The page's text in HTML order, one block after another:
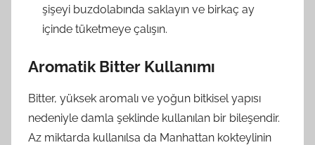
şişeyi buzdolabında saklayın ve birkaç ay
içinde tüketmeye çalışın.
Aromatik Bitter Kullanımı
Bitter, yüksek aromalı ve yoğun bitkisel yapısı
nedeniyle damla şeklinde kullanılan bir bileşendir.
Az miktarda kullanılsa da Manhattan kokteylinin